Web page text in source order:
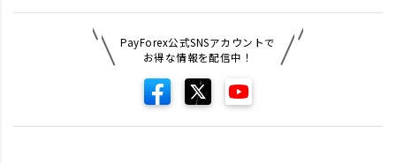
PayForex公式SNSアカウントで
お得な情報を配信中！